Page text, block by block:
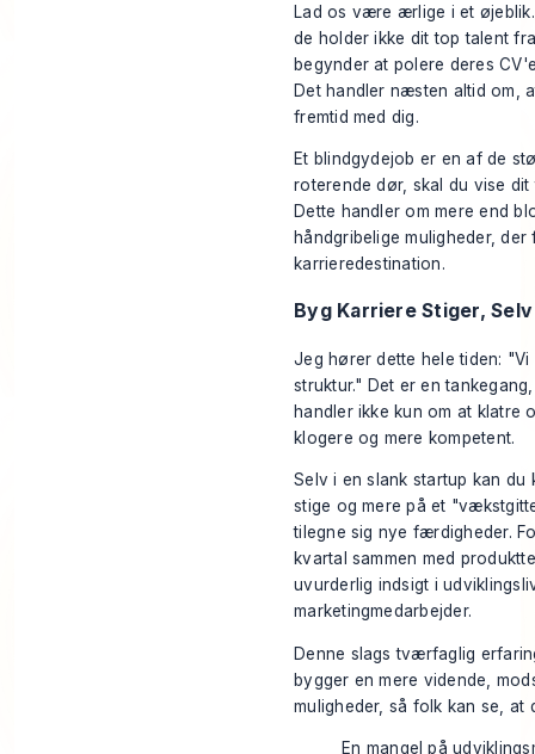
Lad os være ærlige i et
de holder ikke dit top talent
begynder at polere deres
Det handler næsten altid om,
fremtid med dig.
Et blindgydejob er en af de
roterende dør, skal du vise
Dette handler om mere end
håndgribelige muligheder,
karrieredestination.
Byg Karriere Stiger,
Jeg hører dette hele tiden:
struktur." Det er en
handler ikke kun om at klatre
klogere og mere kompetent.
Selv i en slank startup kan
stige og mere på et
tilegne sig nye færdigheder.
kvartal sammen med
uvurderlig indsigt i
marketingmedarbejder.
Denne slags tværfaglig
bygger en mere vidende,
muligheder, så folk kan se,
En mangel på